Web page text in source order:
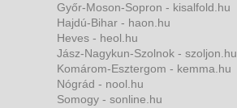
Győr-Moson-Sopron - kisalfold.hu
Hajdú-Bihar - haon.hu
Heves - heol.hu
Jász-Nagykun-Szolnok - szoljon.hu
Komárom-Esztergom - kemma.hu
Nógrád - nool.hu
Somogy - sonline.hu